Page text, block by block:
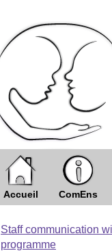
Accueil ComEns
Staff communication
programme